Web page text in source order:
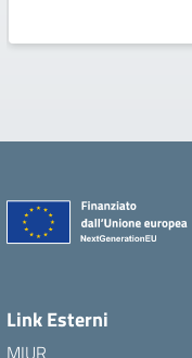
Link Esterni
MIUR